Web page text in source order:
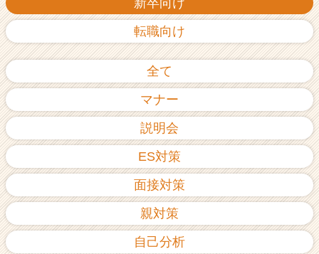
ア
ャ
リ
（C
e
r
a
転職向け
全て
マナー
説明会
ES対策
面接対策
親対策
自己分析